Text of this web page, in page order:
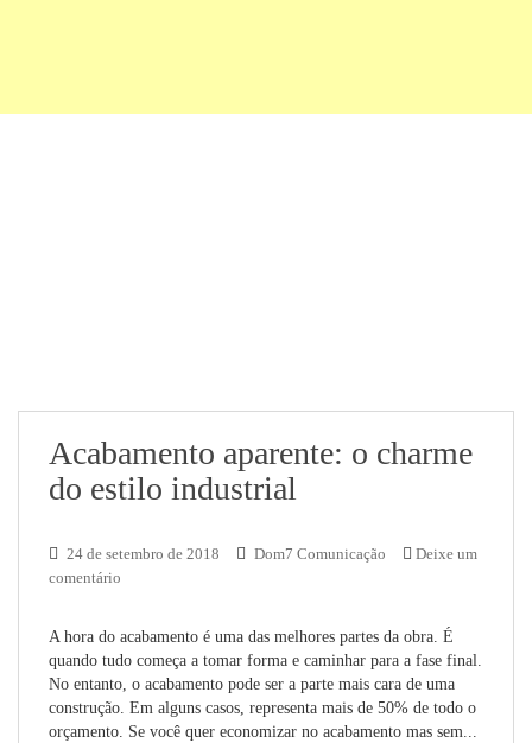
Acabamento aparente: o charme
do estilo industrial
24 de setembro de 2018 Dom7 Comunicação
Deixe um
comentário
A hora do acabamento é uma das melhores partes da obra. É
quando tudo começa a tomar forma e caminhar para a fase final.
No entanto, o acabamento pode ser a parte mais cara de uma
construção. Em alguns casos, representa mais de 50% de todo o
orçamento. Se você quer economizar no acabamento mas sem...